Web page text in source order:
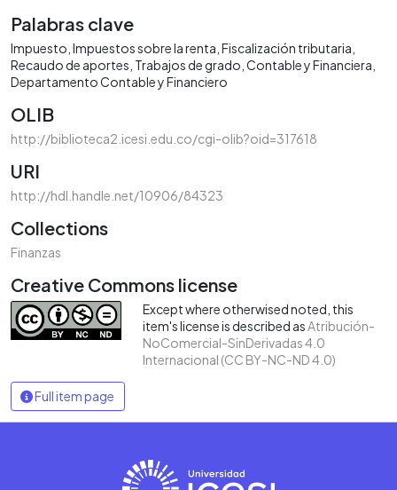
Palabras clave
Impuesto Impuestos sobre la renta Fiscalización tributaria
Recaudo de aportes Trabajos de grado Contable y Financiera
Departamento Contable y Financiero
OLIB
http://biblioteca2.icesi.edu.co/cgi-olib?oid=317618
URI
http://hdl.handle.net/10906/84323
Collections
Finanzas
Creative Commons license
Except where otherwised noted, this
item's license is described asAtribución-
NoComercial-SinDerivadas 4.0
Internacional (CC BY-NC-ND 4.0)
Full item page